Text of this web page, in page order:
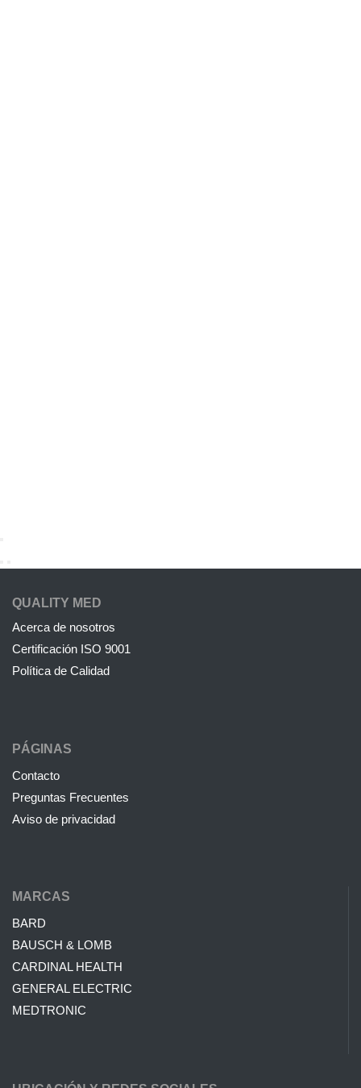
QUALITY MED
Acerca de nosotros
Certificación ISO 9001
Política de Calidad
PÁGINAS
Contacto
Preguntas Frecuentes
Aviso de privacidad
MARCAS
BARD
BAUSCH & LOMB
CARDINAL HEALTH
GENERAL ELECTRIC
MEDTRONIC